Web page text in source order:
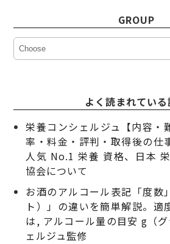
GROUP
よく読まれてい
栄養コンシェルジュ【内容・
率・料金・評判・取得後の仕
人気 No.1 栄養 資格、日本
協会について
お酒のアルコール表記「度数
ト）」の違いを簡単解説。適
は, アルコール量の目安 g（
ェルジュ監修